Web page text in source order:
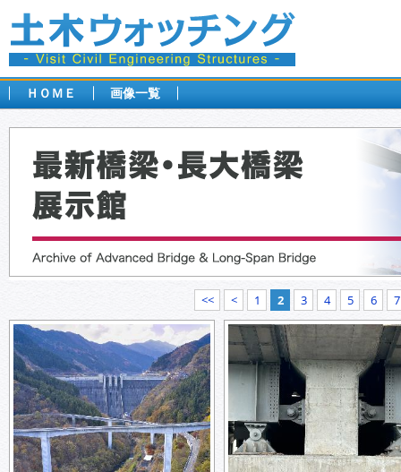
ＨＯＭＥ 画像一覧
<< < 1 2 3 4 5 6 7